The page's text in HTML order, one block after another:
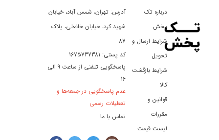
سفر
تفریح
درباره تک
پخش
شرایط ارسال و
تحویل
شرایط بازگشت
کالا
قوانین و
مقررات
لیست قیمت
آدرس: تهران، شمس آباد، خیابان
شهید کرد، خیابان خانعلی، پلاک
87
کد پستی: 1675737381
پاسخگویی تلفنی از ساعت 9 الی
16
عدم پاسخگویی در جمعه‌ها و
تعطیلات رسمی
تماس با ما